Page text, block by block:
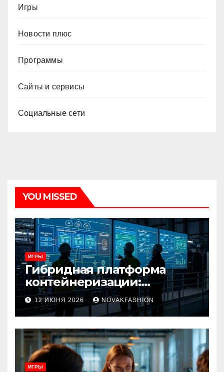
Игры
Новости плюс
Программы
Сайты и сервисы
Социальные сети
YOU MISSED
ИГРЫ
Гибридная платформа
контейнеризации:
архитектура, особенности
и сценарии использования
12 ИЮНЯ 2026 NOVAKFASHION
ИГРЫ